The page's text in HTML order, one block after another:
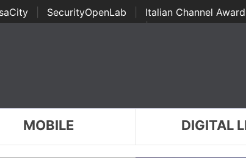
SecurityOpenLab Italian Channel
Awards | ...
MOBILE DIGITAL